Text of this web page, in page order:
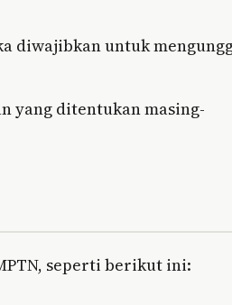
diwajibkan untuk
yang ditentukan masing-
seperti berikut ini: